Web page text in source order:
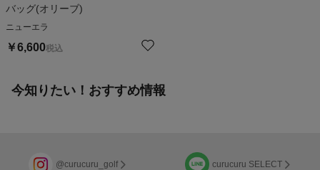
バッグ(オリーブ)
ニューエラ
￥6,600税込
今知りたい！おすすめ情報
@curucuru_golf curucuru SELECT